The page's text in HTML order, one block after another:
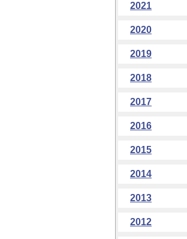
2021
2020
2019
2018
2017
2016
2015
2014
2013
2012